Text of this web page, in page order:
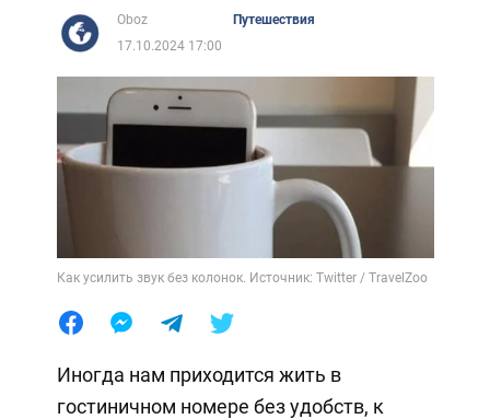
Oboz
Путешествия
17.10.2024 17:00
Как усилить звук без колонок. Источник: Twitter / TravelZoo
Иногда нам приходится жить в
гостиничном номере без удобств, к